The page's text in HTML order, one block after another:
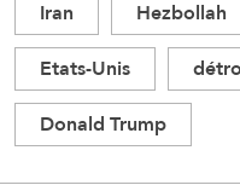
Iran
Hezbollah
Etats-Unis
Donald Trump